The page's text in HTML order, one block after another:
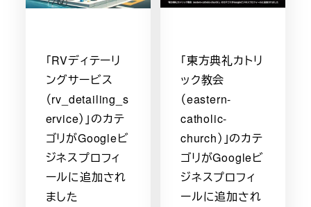
「RVディテーリ
ングサービス
（rv_detailing_s
ervice）」のカテ
ゴリがGoogleビ
ジネスプロフィ
ールに追加され
ました
「東方典礼カトリ
ック教会
（eastern-
catholic-
church）」のカテ
ゴリがGoogleビ
ジネスプロフィ
ールに追加され